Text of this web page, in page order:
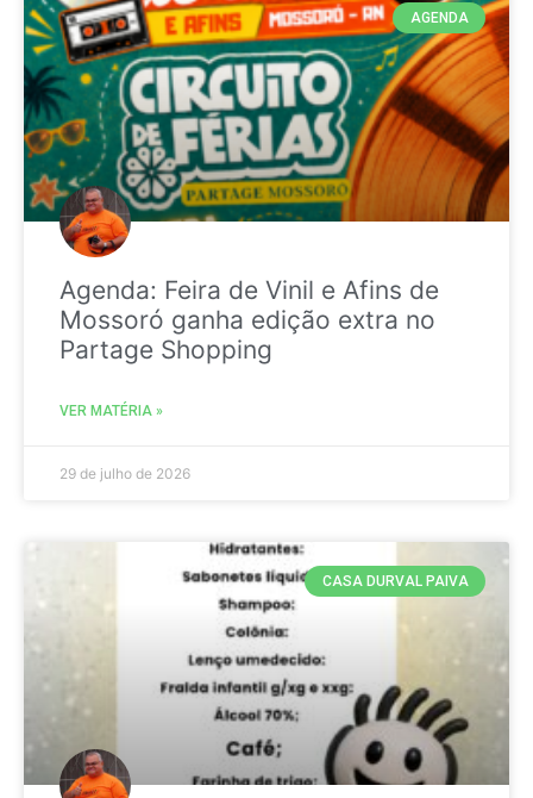
AGENDA
Agenda: Feira de Vinil e Afins de
Mossoró ganha edição extra no
Partage Shopping
VER MATÉRIA »
29 de julho de 2026
CASA DURVAL PAIVA